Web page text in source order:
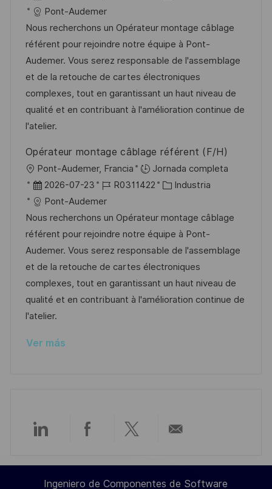
c
a
c
i
ó
n
c
a
c
i
ó
n
e
c
h
a
d
e
p
u
l
i
c
a
c
i
ó
n
D
d
e
e
m
p
l
t
e
g
o
r
í
Pont-Audemer
Nous recherchons un Opérateur montage câblage
référent pour rejoindre notre équipe à Pont-
Audemer. Vous serez responsable de l'assemblage
et de la retouche de cartes électroniques
complexes, tout en garantissant un haut niveau de
qualité et en contribuant à l'amélioration continue de
l'atelier.
Opérateur montage câblage référent (F/H)
U
b
c
a
c
i
ó
n
Pont-Audemer, Francia
Jornada completa
F
e
c
h
a
d
e
p
u
l
n
2026-07-23
I
D
d
e
e
m
p
l
R0311422
C
t
e
g
o
r
í
Industria
Pont-Audemer
Nous recherchons un Opérateur montage câblage
référent pour rejoindre notre équipe à Pont-
Audemer. Vous serez responsable de l'assemblage
et de la retouche de cartes électroniques
complexes, tout en garantissant un haut niveau de
qualité et en contribuant à l'amélioration continue de
l'atelier.
Ver más
Compartir
a
Compartir
a
Compartir
a
por
Ingeniero de Componentes de Software